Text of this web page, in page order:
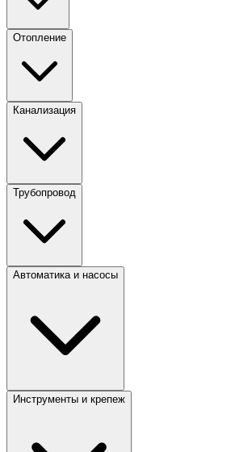
Отопление
Канализация
Трубопровод
Автоматика и насосы
Инструменты и крепеж